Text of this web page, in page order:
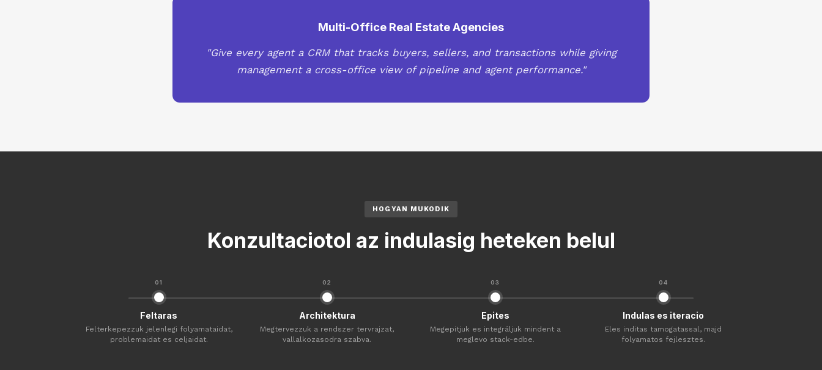
Multi-Office Real Estate Agencies
"Give every agent a CRM that tracks buyers, sellers, and transactions while giving
management a cross-office view of pipeline and agent performance."
HOGYAN MUKODIK
Konzultaciotol az indulasig heteken belul
01
Feltaras
Felterkepezzuk jelenlegi folyamataidat,
problemaidat es celjaidat.
02
Architektura
Megtervezzuk a rendszer tervrajzat,
vallalkozasodra szabva.
03
Epites
Megepitjuk es integráljuk mindent a
meglevo stack-edbe.
04
Indulas es iteracio
Eles inditas tamogatassal, majd
folyamatos fejlesztes.